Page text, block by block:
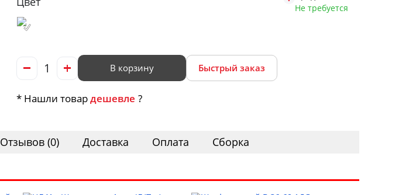
В корзину Быстрый заказ
* Нашли товардешевле ?
Не требуется
Отзывов (0) Доставка Оплата Сборка